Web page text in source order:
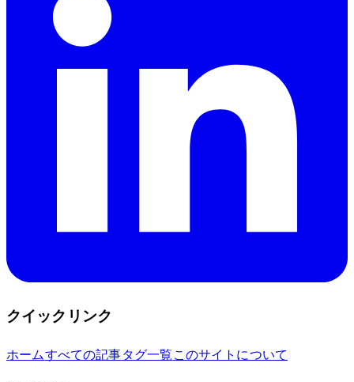
クイックリンク
ホームすべての記事タグ一覧 このサイトについて